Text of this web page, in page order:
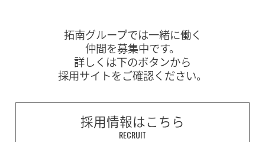
拓南グループでは一緒に働く
仲間を募集中です。
詳しくは下のボタンから
採用サイトをご確認ください。
採用情報はこちら
RECRUIT